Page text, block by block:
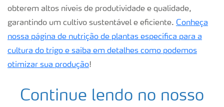
obterem altos níveis de produtividade e qualidade,
garantindo um cultivo sustentável e eficiente. Conheça
nossa página de nutrição de plantas específica para a
cultura do trigo e saiba em detalhes como podemos
otimizar sua produção!
Continue lendo no nosso